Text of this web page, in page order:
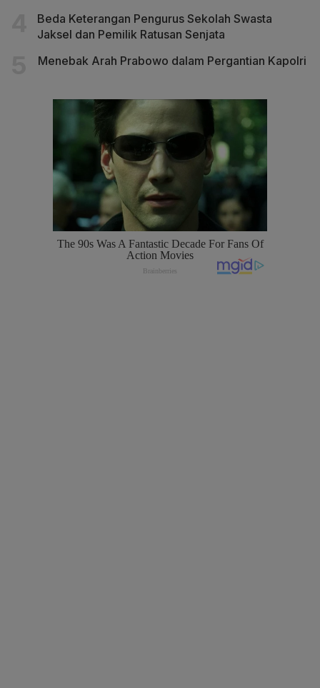
Beda Keterangan Pengurus Sekolah Swasta
Jaksel dan Pemilik Ratusan Senjata
Menebak Arah Prabowo dalam Pergantian Kapolri